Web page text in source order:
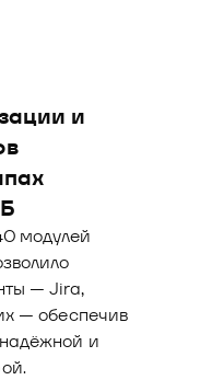
и
модулей
— Jira,
— обеспечив
и